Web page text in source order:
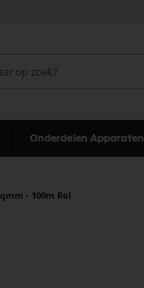
Onderdelen Apparaten
- 100m Rol